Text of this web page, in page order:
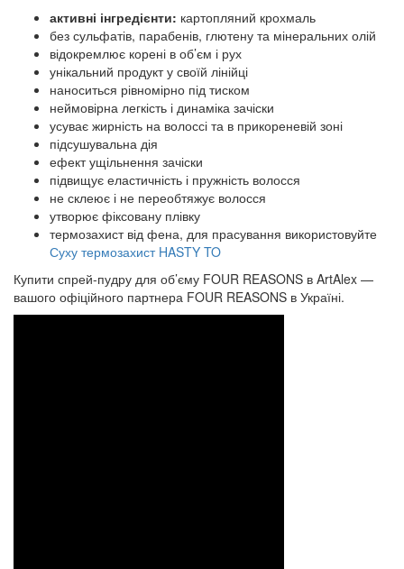
активні інгредієнти: картопляний крохмаль
без сульфатів, парабенів, глютену та мінеральних олій
відокремлює корені в об’єм і рух
унікальний продукт у своїй лінійці
наноситься рівномірно під тиском
неймовірна легкість і динаміка зачіски
усуває жирність на волоссі та в прикореневій зоні
підсушувальна дія
ефект ущільнення зачіски
підвищує еластичність і пружність волосся
не склеює і не переобтяжує волосся
утворює фіксовану плівку
термозахист від фена, для прасування використовуйте
Суху термозахист HASTY TO
Купити спрей-пудру для об’єму FOUR REASONS в ArtAlex —
вашого офіційного партнера FOUR REASONS в Україні.